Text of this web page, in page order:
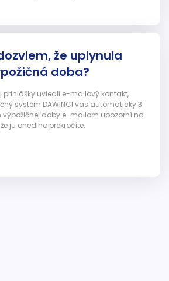
že uplynula
doba?
prihlášky uviedli e-mailový kontakt,
systém DAWINCI vás automaticky 3
doby e-mailom upozorní na
ju onedlho prekročíte.